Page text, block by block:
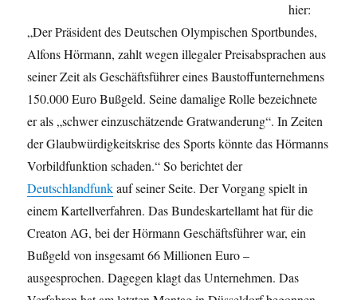
hier:
„Der Präsident des Deutschen Olympischen Sportbundes,
Alfons Hörmann, zahlt wegen illegaler Preisabsprachen aus
seiner Zeit als Geschäftsführer eines Baustoffunternehmens
150.000 Euro Bußgeld. Seine damalige Rolle bezeichnete
er als „schwer einzuschätzende Gratwanderung“. In Zeiten
der Glaubwürdigkeitskrise des Sports könnte das Hörmanns
Vorbildfunktion schaden.“ So berichtet der
Deutschlandfunkauf seiner Seite. Der Vorgang spielt in
einem Kartellverfahren. Das Bundeskartellamt hat für die
Creaton AG, bei der Hörmann Geschäftsführer war, ein
Bußgeld von insgesamt 66 Millionen Euro –
ausgesprochen. Dagegen klagt das Unternehmen. Das